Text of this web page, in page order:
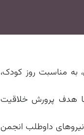
به مناسبت روز کودک،
هدف پرورش خلاقیت
با مشارکت نیروهای داوطلب انجمن